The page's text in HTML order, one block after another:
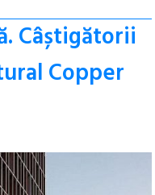
Câștigătorii
Copper